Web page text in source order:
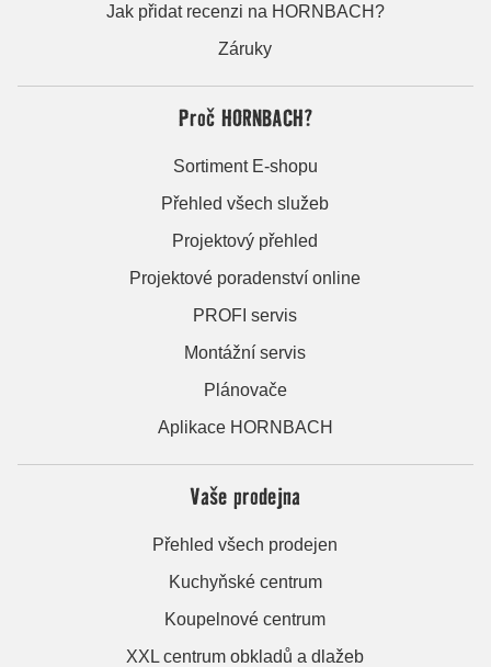
Jak přidat recenzi na HORNBACH?
Záruky
Proč HORNBACH?
Sortiment E-shopu
Přehled všech služeb
Projektový přehled
Projektové poradenství online
PROFI servis
Montážní servis
Plánovače
Aplikace HORNBACH
Vaše prodejna
Přehled všech prodejen
Kuchyňské centrum
Koupelnové centrum
XXL centrum obkladů a dlažeb